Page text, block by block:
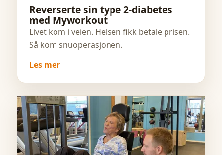
Reverserte sin type 2-diabetes
med Myworkout
Livet kom i veien. Helsen fikk betale prisen.
Så kom snuoperasjonen.
Les mer